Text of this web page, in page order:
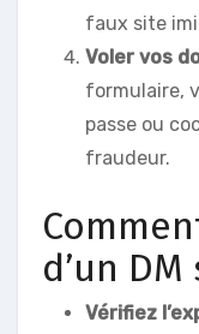
faux site
Voler vos
formulaire,
passe ou
fraudeur.
d’un DM
Vérifiez